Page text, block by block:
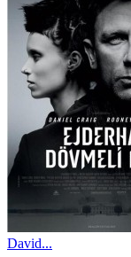
David...